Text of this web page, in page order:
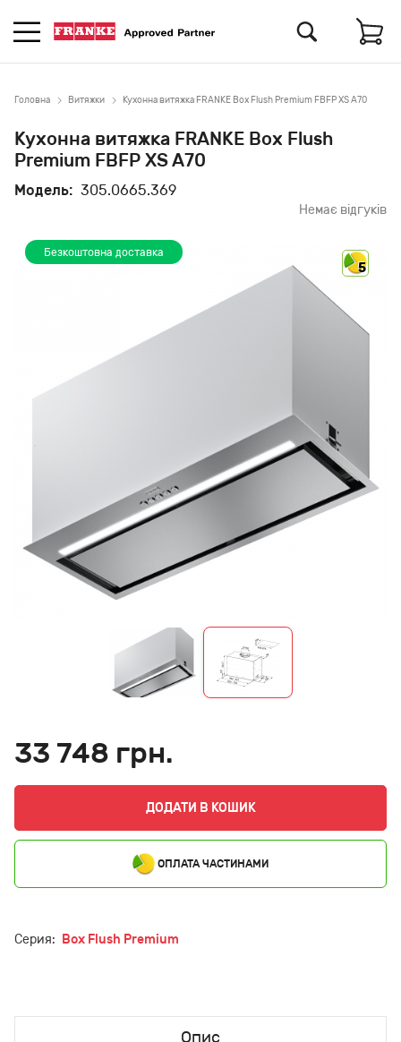
Головна Витяжки Кухонна витяжка FRANKE Box Flush Premium FBFP XS A70
Кухонна витяжка FRANKE Box Flush
Premium FBFP XS A70
Модель: 305.0665.369
Немає відгуків
Безкоштовна доставка
5
33 748 грн.
ДОДАТИ В КОШИК
ОПЛАТА ЧАСТИНАМИ
Серия: Box Flush Premium
Опис